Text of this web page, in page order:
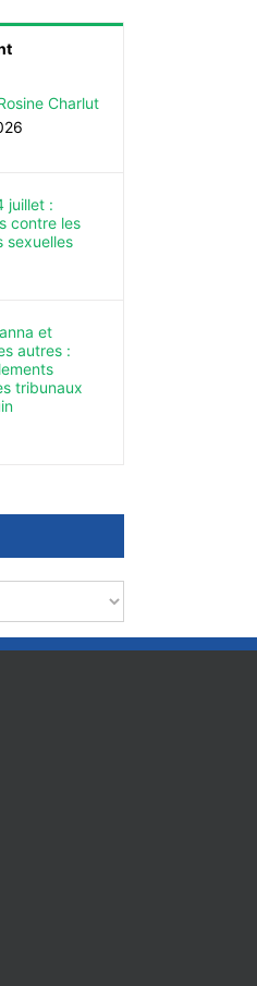
de
14 février 2023
Charlut
juillet :
contre les
sexuelles
et
autres :
tribunaux